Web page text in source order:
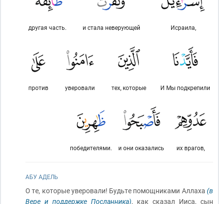
Исраила,
и стала неверующей
другая часть.
И Мы подкрепили
тех, которые
уверовали
против
их врагов,
и они оказались
победителями.
АБУ АДЕЛЬ
О те, которые уверовали! Будьте помощниками Аллаха (в
Вере и поддержке Посланника), как сказал Ииса, сын